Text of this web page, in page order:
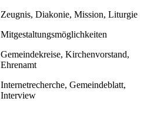
Zeugnis, Diakonie, Mission, Liturgie
Mitgestaltungsmöglichkeiten
Gemeindekreise, Kirchenvorstand,
Ehrenamt
Internetrecherche, Gemeindeblatt,
Interview